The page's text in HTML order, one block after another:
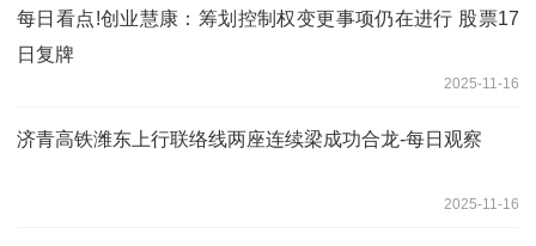
每日看点!创业慧康：筹划控制权变更事项仍在进行 股票17
日复牌
2025-11-16
济青高铁潍东上行联络线两座连续梁成功合龙-每日观察
2025-11-16